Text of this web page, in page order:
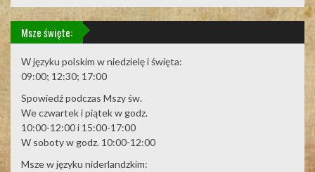
Msze święte:
W języku polskim w niedzielę i święta:
09:00; 12:30; 17:00
Spowiedź podczas Mszy św.
We czwartek i piątek w godz.
10:00-12:00 i 15:00-17:00
W soboty w godz. 10:00-12:00
Msze w języku niderlandzkim: